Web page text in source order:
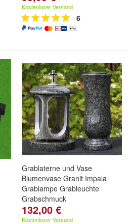
Kostenloser Versand
6
Grablaterne und Vase
Blumenvase Granit Impala
Grablampe Grableuchte
Grabschmuck
132,00 €
Kostenloser Versand